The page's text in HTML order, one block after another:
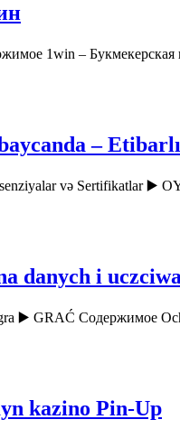
1win –
–
və Sertifikatlar ▶️
danych i
▶️ GRAĆ Содержимое
kazino Pin-Up